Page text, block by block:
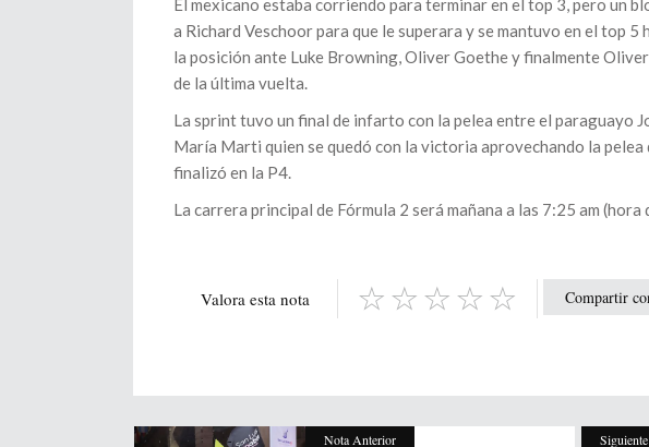
El mexicano estaba corriendo para terminar en el top 3, pero un
a Richard Veschoor para que le superara y se mantuvo en el top
la posición ante Luke Browning, Oliver Goethe y finalmente
de la última vuelta.
La sprint tuvo un final de infarto con la pelea entre el paraguayo
María Marti quien se quedó con la victoria aprovechando la
finalizó en la P4.
La carrera principal de Fórmula 2 será mañana a las 7:25 am
Compartir
Valora esta nota
Nota Anterior